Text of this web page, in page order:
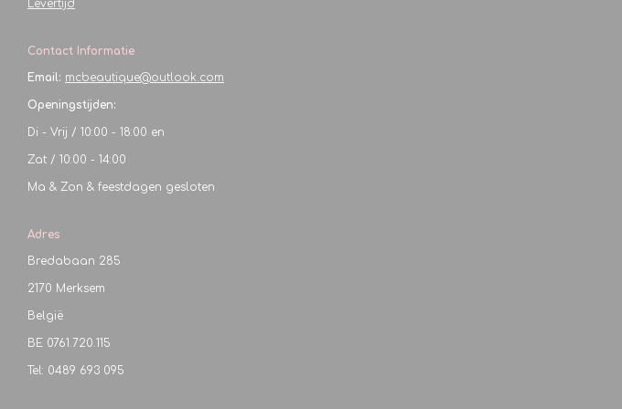
Levertijd
Contact Informatie
Email: mcbeautique@outlook.com
Openingstijden:
Di - Vrij / 10:00 - 18:00 en
Zat / 10:00 - 14:00
Ma & Zon & feestdagen gesloten
Adres
Bredabaan 285
2170 Merksem
België
BE 0761.720.115
Tel: 0489 693 095